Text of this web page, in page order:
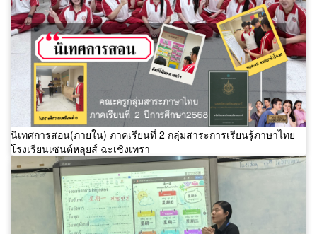
นิเทศการสอน(ภายใน) ภาคเรียนที่ 2 กลุ่มสาระการเรียนรู้ภาษาไทย
โรงเรียนเซนต์หลุยส์ ฉะเชิงเทรา